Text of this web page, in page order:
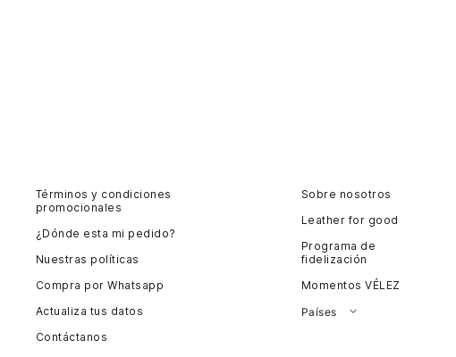
Términos y condiciones
promocionales
¿Dónde esta mi pedido?
Nuestras políticas
Compra por Whatsapp
Actualiza tus datos
Contáctanos
Sobre nosotros
Leather for good
Programa de
fidelización
Momentos VÉLEZ
Países